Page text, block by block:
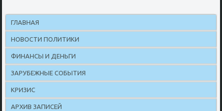
ГЛАВНАЯ
НОВОСТИ ПОЛИТИКИ
ФИНАНСЫ И ДЕНЬГИ
ЗАРУБЕЖНЫЕ СОБЫТИЯ
КРИЗИС
АРХИВ ЗАПИСЕЙ